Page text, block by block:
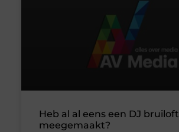
Heb al al eens een DJ bruiloft
meegemaakt?